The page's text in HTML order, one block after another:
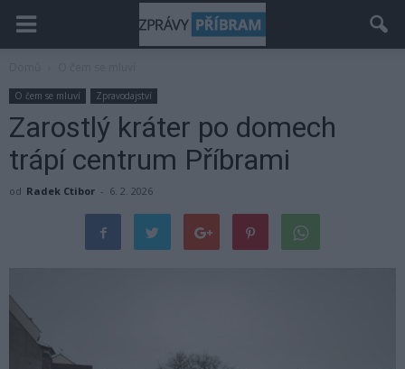
O čem se mluví Zpravodajství
Zarostlý kráter po domech
trápí centrum Příbrami
od Radek Ctibor - 6. 2. 2026